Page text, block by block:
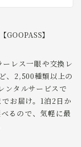
】
ーレス一眼や交換レ
、2,500種類以上の
ンタルサービスで
お届け。1泊2日か
るので、気軽に最